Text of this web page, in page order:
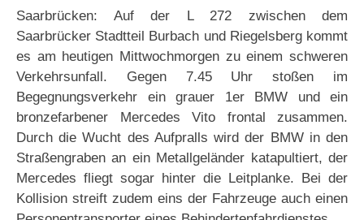
Saarbrücken: Auf der L 272 zwischen dem
Saarbrücker Stadtteil Burbach und Riegelsberg kommt
es am heutigen Mittwochmorgen zu einem schweren
Verkehrsunfall. Gegen 7.45 Uhr stoßen im
Begegnungsverkehr ein grauer 1er BMW und ein
bronzefarbener Mercedes Vito frontal zusammen.
Durch die Wucht des Aufpralls wird der BMW in den
Straßengraben an ein Metallgeländer katapultiert, der
Mercedes fliegt sogar hinter die Leitplanke. Bei der
Kollision streift zudem eins der Fahrzeuge auch einen